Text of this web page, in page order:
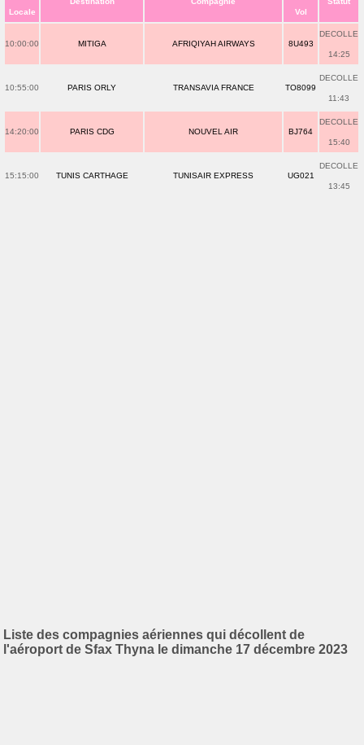
Locale Vol
10:00:00 MITIGA AFRIQIYAH AIRWAYS 8U493
DECOLLE
14:25
10:55:00 PARIS ORLY TRANSAVIA FRANCE TO8099
DECOLLE
11:43
14:20:00 PARIS CDG NOUVEL AIR BJ764
DECOLLE
15:40
15:15:00 TUNIS CARTHAGE TUNISAIR EXPRESS UG021
DECOLLE
13:45
Liste des compagnies aériennes qui décollent de
l'aéroport de Sfax Thyna le dimanche 17 décembre 2023